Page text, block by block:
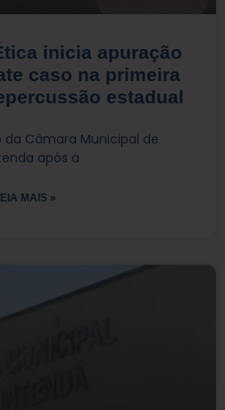
inicia apuração
caso na primeira
estadual
da Câmara Municipal de
após a
MAIS »